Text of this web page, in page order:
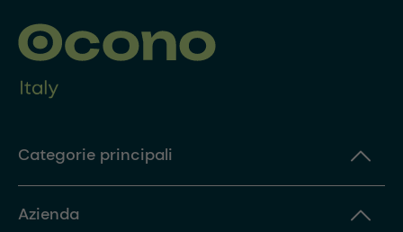
Categorie principali
Azienda